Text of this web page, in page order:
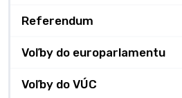
Referendum
Voľby do europarlamentu
Voľby do VÚC